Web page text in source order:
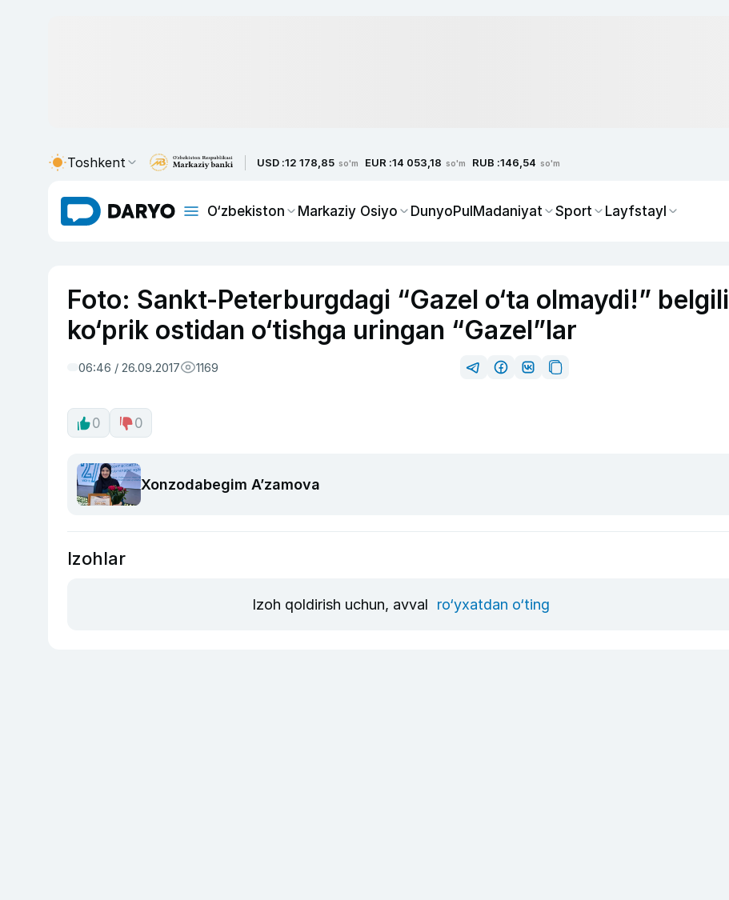
Toshkent USD :12 178,85 so'm EUR :14 053,18 so'm RUB :146,54 so'm
O‘zbekiston Markaziy Osiyo DunyoPulMadaniyat Sport Layfstayl
Foto: Sankt-Peterburgdagi “Gazel o‘ta olmaydi!” belgili
ko‘prik ostidan o‘tishga uringan “Gazel”lar
06:46 / 26.09.2017 1169
0 0
Xonzodabegim A’zamova
Izohlar
Izoh qoldirish uchun, avval ro‘yxatdan o‘ting